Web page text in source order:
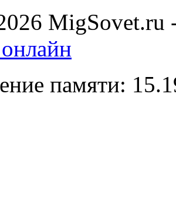
MigSovet.ru
памяти: